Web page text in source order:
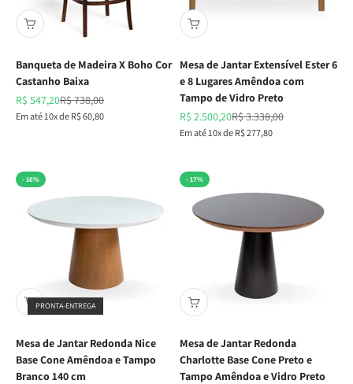
Banqueta de Madeira X Boho Cor
Castanho Baixa
Preço promocional
R$ 547,20Preço normal
R$ 738,00
Em até 10x de R$ 60,80
Mesa de Jantar Extensível Ester 6
e 8 Lugares Amêndoa com
Tampo de Vidro Preto
Preço promocional
R$ 2.500,20Preço normal
R$ 3.338,00
Em até 10x de R$ 277,80
- 16%
PRONTA-ENTREGA
Mesa de Jantar Redonda Nice
Base Cone Amêndoa e Tampo
Branco 140 cm
- 17%
Mesa de Jantar Redonda
Charlotte Base Cone Preto e
Tampo Amêndoa e Vidro Preto